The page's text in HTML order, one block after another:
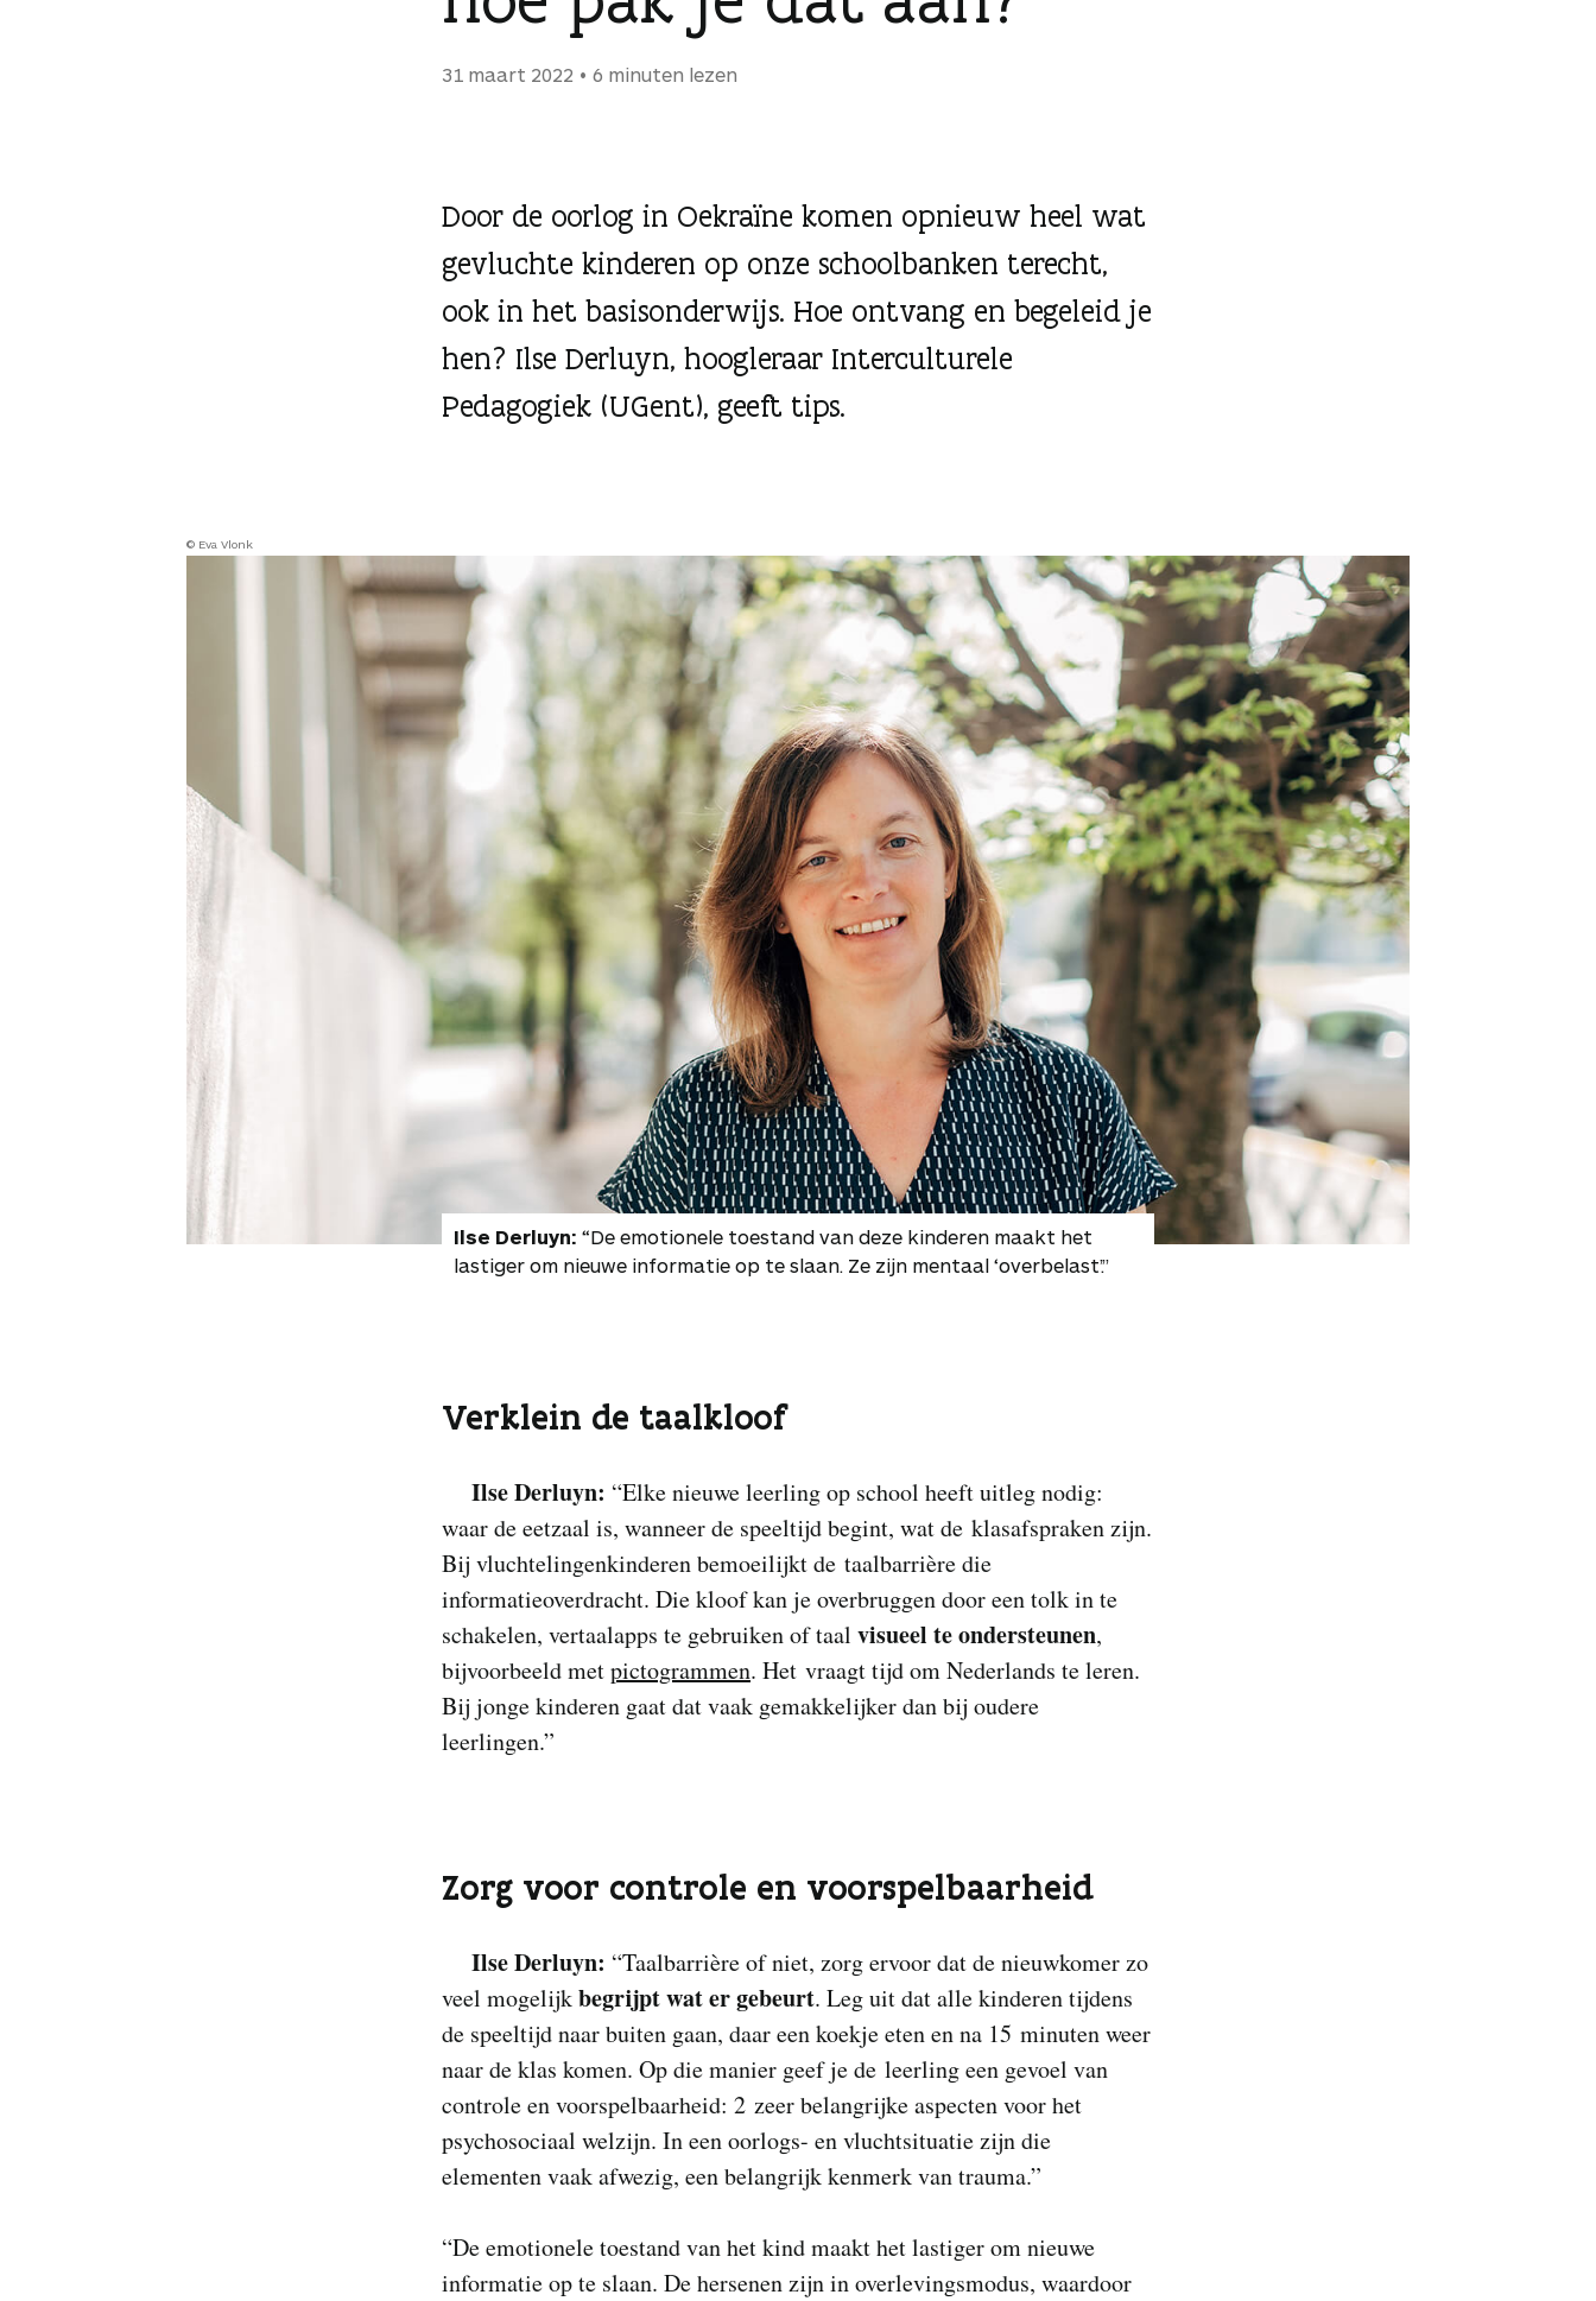
31 maart 2022 6 minuten lezen
Door de oorlog in Oekraïne komen opnieuw heel wat
gevluchte kinderen op onze schoolbanken terecht,
ook in het basisonderwijs. Hoe ontvang en begeleid je
hen? Ilse Derluyn, hoogleraar Interculturele
Pedagogiek (UGent), geeft tips.
© Eva Vlonk
Ilse Derluyn: “De emotionele toestand van deze kinderen maakt het
lastiger om nieuwe informatie op te slaan. Ze zijn mentaal ‘overbelast’.”
Verklein de taalkloof
Ilse Derluyn: “Elke nieuwe leerling op school heeft uitleg nodig:
waar de eetzaal is, wanneer de speeltijd begint, wat de klasafspraken zijn.
Bij vluchtelingenkinderen bemoeilijkt de taalbarrière die
informatieoverdracht. Die kloof kan je overbruggen door een tolk in te
schakelen, vertaalapps te gebruiken of taal visueel te ondersteunen,
bijvoorbeeld metpictogrammen. Het vraagt tijd om Nederlands te leren.
Bij jonge kinderen gaat dat vaak gemakkelijker dan bij oudere
leerlingen.”
Zorg voor controle en voorspelbaarheid
Ilse Derluyn: “Taalbarrière of niet, zorg ervoor dat de nieuwkomer zo
veel mogelijkbegrijpt wat er gebeurt. Leg uit dat alle kinderen tijdens
de speeltijd naar buiten gaan, daar een koekje eten en na 15 minuten weer
naar de klas komen. Op die manier geef je de leerling een gevoel van
controle en voorspelbaarheid: 2 zeer belangrijke aspecten voor het
psychosociaal welzijn. In een oorlogs- en vluchtsituatie zijn die
elementen vaak afwezig, een belangrijk kenmerk van trauma.”
“De emotionele toestand van het kind maakt het lastiger om nieuwe
informatie op te slaan. De hersenen zijn in overlevingsmodus, waardoor